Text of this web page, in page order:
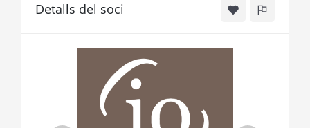
Detalls del soci